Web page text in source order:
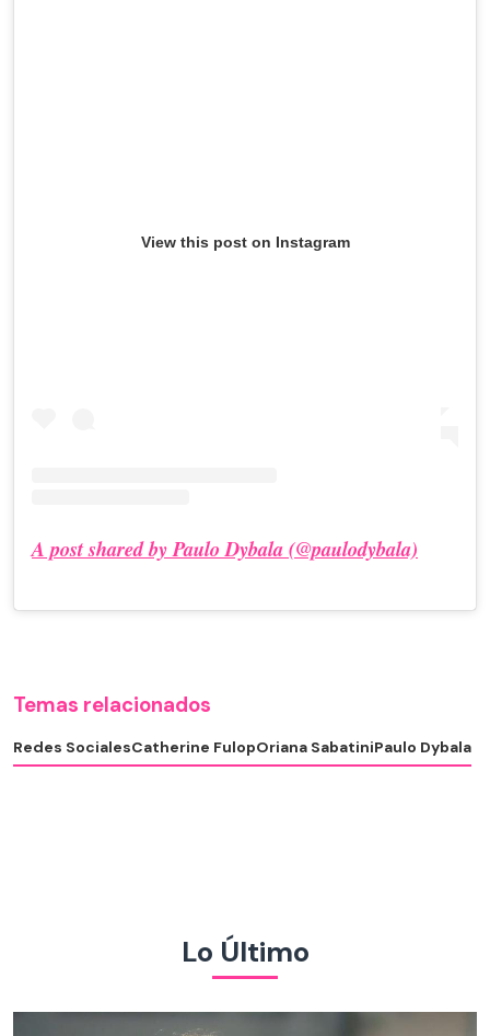
View this post on Instagram
A post shared by Paulo Dybala (@paulodybala)
Temas relacionados
Redes SocialesCatherine FulopOriana SabatiniPaulo Dybala
Lo Último